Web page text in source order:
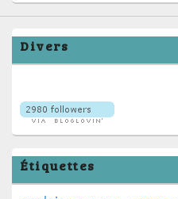
Divers
Étiquettes